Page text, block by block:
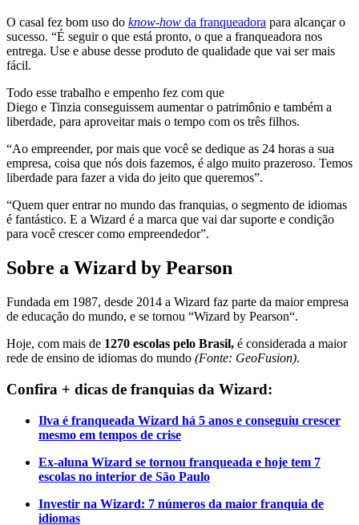
O casal fez bom uso do know-how da franqueadora para alcançar o
sucesso. “É seguir o que está pronto, o que a franqueadora nos
entrega. Use e abuse desse produto de qualidade que vai ser mais
fácil.
Todo esse trabalho e empenho fez com que
Diego e Tinzia conseguissem aumentar o patrimônio e também a
liberdade, para aproveitar mais o tempo com os três filhos.
“Ao empreender, por mais que você se dedique as 24 horas a sua
empresa, coisa que nós dois fazemos, é algo muito prazeroso. Temos
liberdade para fazer a vida do jeito que queremos”.
“Quem quer entrar no mundo das franquias, o segmento de idiomas
é fantástico. E a Wizard é a marca que vai dar suporte e condição
para você crescer como empreendedor”.
Sobre a Wizard by Pearson
Fundada em 1987, desde 2014 a Wizard faz parte da maior empresa
de educação do mundo, e se tornou “Wizard by Pearson“.
Hoje, com mais de 1270 escolas pelo Brasil, é considerada a maior
rede de ensino de idiomas do mundo (Fonte: GeoFusion).
Confira + dicas de franquias da Wizard:
Ilva é franqueada Wizard há 5 anos e conseguiu crescer
mesmo em tempos de crise
Ex-aluna Wizard se tornou franqueada e hoje tem 7
escolas no interior de São Paulo
Investir na Wizard: 7 números da maior franquia de
idiomas